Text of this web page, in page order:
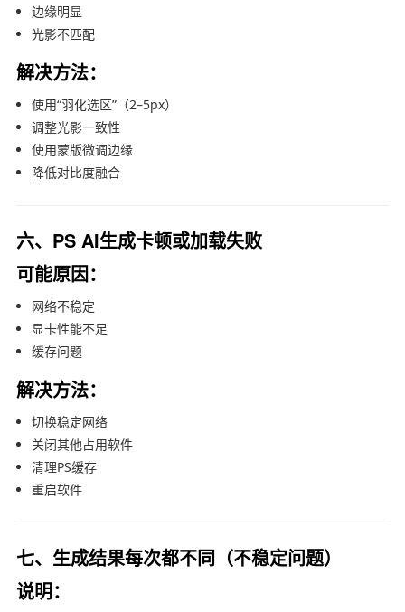
边缘明显
光影不匹配
解决方法：
使用“羽化选区”（2–5px）
调整光影一致性
使用蒙版微调边缘
降低对比度融合
六、PS AI生成卡顿或加载失败
可能原因：
网络不稳定
显卡性能不足
缓存问题
解决方法：
切换稳定网络
关闭其他占用软件
清理PS缓存
重启软件
七、生成结果每次都不同（不稳定问题）
说明：